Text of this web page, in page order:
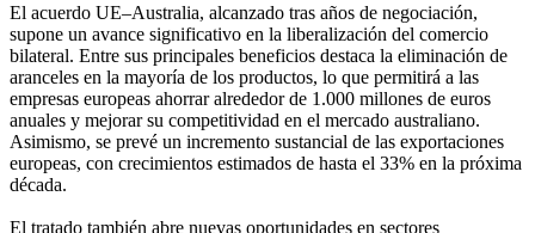
El acuerdo UE–Australia, alcanzado tras años de negociación,
supone un avance significativo en la liberalización del comercio
bilateral. Entre sus principales beneficios destaca la eliminación de
aranceles en la mayoría de los productos, lo que permitirá a las
empresas europeas ahorrar alrededor de 1.000 millones de euros
anuales y mejorar su competitividad en el mercado australiano.
Asimismo, se prevé un incremento sustancial de las exportaciones
europeas, con crecimientos estimados de hasta el 33% en la próxima
década.
El tratado también abre nuevas oportunidades en sectores